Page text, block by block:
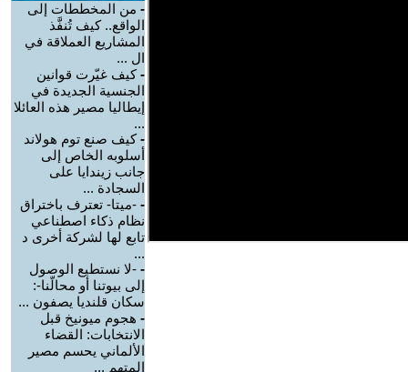
- من المخططات إلى
الواقع.. كيف تُنفَّذ
المشاريع العملاقة في
ال ...
-كيف غيّرت قوانين
الجنسية الجديدة في
إيطاليا مصير هذه العائلا
...
-كيف صنع توم هولاند
أسلوبه الخاص إلى
جانب زيندايا على
السجادة ...
- -ميتا- تعترف باختراق
نظام ذكاء اصطناعي
تابع لها لشركة أخرى د
...
- -لا نستطيع الوصول
إلى بيوتنا أو محالّنا-:
سكان قلنديا يصفون ...
- هجوم ميونيخ قبل
الانتخابات: القضاء
الألماني يحسم مصير
المتهم ...